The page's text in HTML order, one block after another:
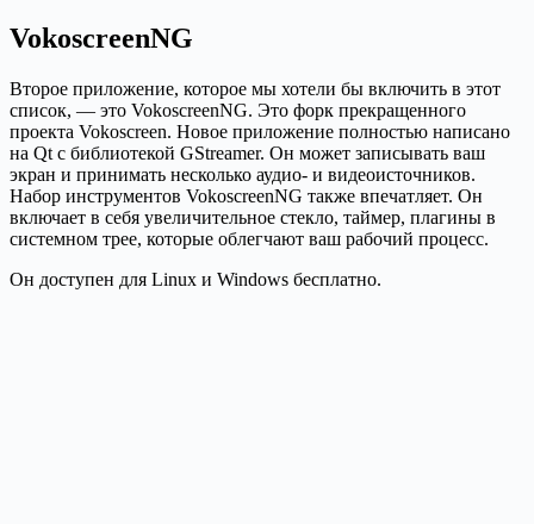
VokoscreenNG
Второе приложение, которое мы хотели бы включить в этот
список, — это VokoscreenNG. Это форк прекращенного
проекта Vokoscreen. Новое приложение полностью написано
на Qt с библиотекой GStreamer. Он может записывать ваш
экран и принимать несколько аудио- и видеоисточников.
Набор инструментов VokoscreenNG также впечатляет. Он
включает в себя увеличительное стекло, таймер, плагины в
системном трее, которые облегчают ваш рабочий процесс.
Он доступен для Linux и Windows бесплатно.